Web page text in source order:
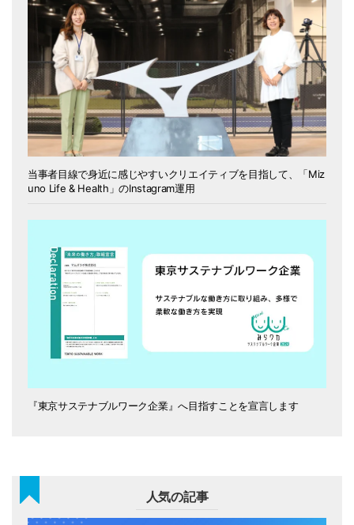
当事者目線で身近に感じやすいクリエイティブを目指して、「Miz
uno Life & Health」のInstagram運用
『東京サステナブルワーク企業』へ目指すことを宣言します
人気の記事